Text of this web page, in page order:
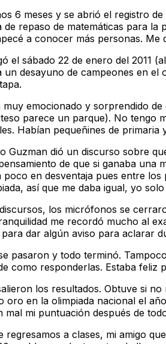
6 meses y se abrió el registro
repaso de matemáticas para
a conocer más personas.
el sábado 22 de enero del 2011
desayuno de campeones en el
muy emocionado y sorprendido
parece un parque). No tengo
Habían pequeñines de
Guzman dió un discurso sobre
de que si ganaba
en desventaja pues entre
así que me daba igual, yo
los micrófonos se
me recordó mucho al
dar algún aviso para aclarar
pasaron y todo terminó.
como responderlas. Estaba
los resultados. Obtuve si
oro en la olimpiada nacional el
mal mi puntuación después de
regresamos a clases, mi amigo